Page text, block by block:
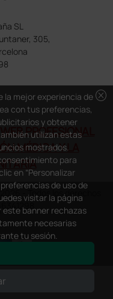
SL
305,
PROFESIONAL
MÉDICA Y LA
- Todos los derechos
Google
cancel
la mejor experiencia de
con tus preferencias,
y obtener
utilizan estas
mostrados.
para
en “Personalizar
de uso de
visitar la página
este banner rechazas
necesarias
tu sesión.